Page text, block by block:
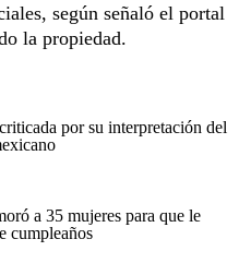
según señaló el portal
la propiedad.
por su interpretación del
a 35 mujeres para que le
cumpleaños